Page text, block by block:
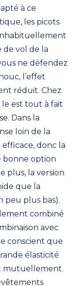
à ce
les picots
vol de la
ne défendez
l’effet
réduit. Chez
le est tout à fait
Dans la
loin de la
donc la
bonne option
plus, la version
que la
peu plus bas).
combiné
avec
conscient que
élasticité
mutuellement.